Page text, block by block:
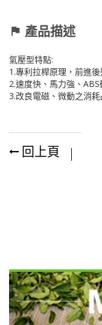
產品描述
氣壓型特點:
1.專利拉桿原理，前進
2.速度快、馬力強、
3.改良電磁、微動之消
回上頁